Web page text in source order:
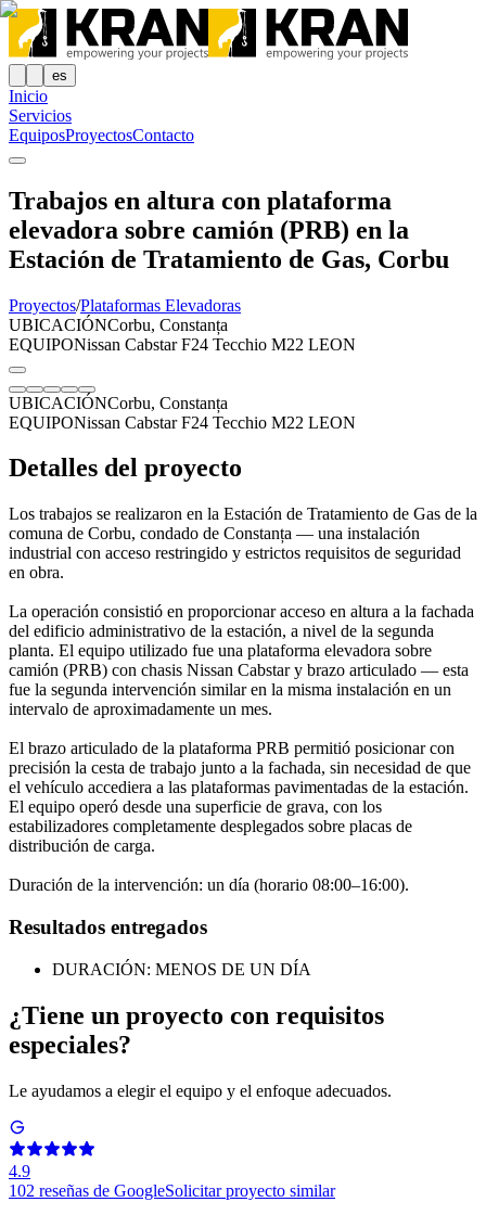
es
Inicio
Servicios
EquiposProyectosContacto
Trabajos en altura con plataforma
elevadora sobre camión (PRB) en la
Estación de Tratamiento de Gas, Corbu
Proyectos/Plataformas Elevadoras
UBICACIÓNCorbu, Constanța
EQUIPONissan Cabstar F24 Tecchio M22 LEON
UBICACIÓNCorbu, Constanța
EQUIPONissan Cabstar F24 Tecchio M22 LEON
Detalles del proyecto
Los trabajos se realizaron en la Estación de Tratamiento de Gas de la
comuna de Corbu, condado de Constanța — una instalación
industrial con acceso restringido y estrictos requisitos de seguridad
en obra.
La operación consistió en proporcionar acceso en altura a la fachada
del edificio administrativo de la estación, a nivel de la segunda
planta. El equipo utilizado fue una plataforma elevadora sobre
camión (PRB) con chasis Nissan Cabstar y brazo articulado — esta
fue la segunda intervención similar en la misma instalación en un
intervalo de aproximadamente un mes.
El brazo articulado de la plataforma PRB permitió posicionar con
precisión la cesta de trabajo junto a la fachada, sin necesidad de que
el vehículo accediera a las plataformas pavimentadas de la estación.
El equipo operó desde una superficie de grava, con los
estabilizadores completamente desplegados sobre placas de
distribución de carga.
Duración de la intervención: un día (horario 08:00–16:00).
Resultados entregados
DURACIÓN: MENOS DE UN DÍA
¿Tiene un proyecto con requisitos
especiales?
Le ayudamos a elegir el equipo y el enfoque adecuados.
4.9
102 reseñas de GoogleSolicitar proyecto similar